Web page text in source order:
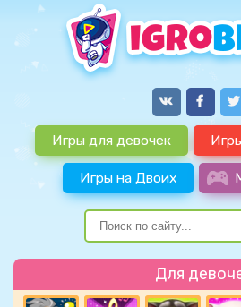
Игры для девочек
Игры на Двоих
Для